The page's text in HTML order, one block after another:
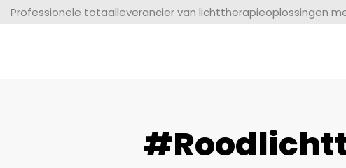
Professionele totaalleverancier van lichttherapieoplossingen